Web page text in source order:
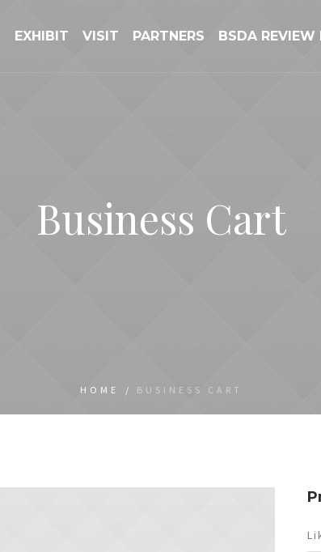
EXHIBIT VISIT PARTNERS BSDA REVIEW
Business Cart
HOME / BUSINESS CART